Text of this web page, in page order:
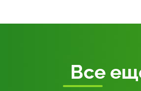
Все